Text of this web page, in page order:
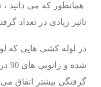
همانطور که می دانید
تاثیر زیادی در تعداد
در لوله کشی هایی که
گرفتگی بیشتر اتفاق می